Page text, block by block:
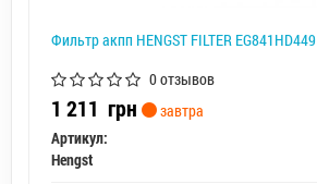
Фильтр акпп HENGST FILTER EG841HD449
0 отзывов
1 211 грн
завтра
Артикул:
Hengst